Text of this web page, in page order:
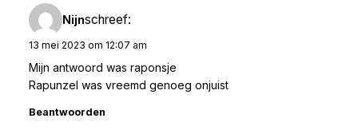
Nijnschreef:
13 mei 2023 om 12:07 am
Mijn antwoord was raponsje
Rapunzel was vreemd genoeg onjuist
Beantwoorden